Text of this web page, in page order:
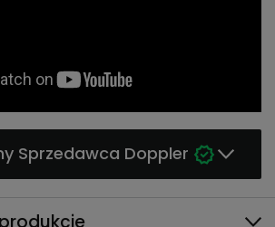
Sprzedawca Doppler